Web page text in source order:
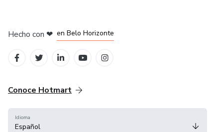
Hecho con ❤ en Belo Horizonte
Conoce Hotmart
Idioma
Español